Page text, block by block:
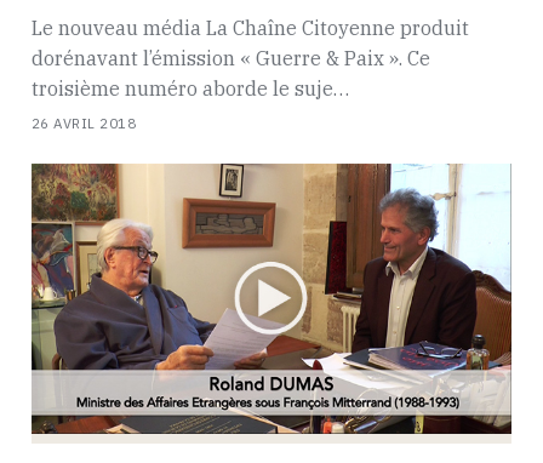
Le nouveau média La Chaîne Citoyenne produit
dorénavant l’émission « Guerre & Paix ». Ce
troisième numéro aborde le suje…
26 AVRIL 2018